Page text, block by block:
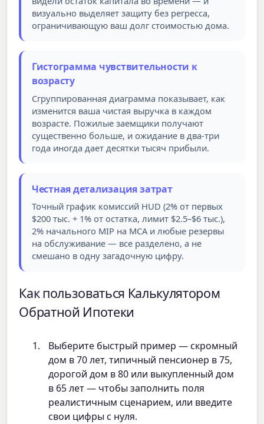
визуально выделяет защиту без регресса,
ограничивающую ваш долг стоимостью дома.
Гистограмма чувствительности к
возрасту
Сгруппированная диаграмма показывает, как
изменится ваша чистая выручка в каждом
возрасте. Пожилые заемщики получают
существенно больше, и ожидание в два-три
года иногда дает десятки тысяч прибыли.
Честная детализация затрат
Точный график комиссий HUD (2% от первых
$200 тыс. + 1% от остатка, лимит $2.5–$6 тыс.),
2% начального MIP на MCA и любые резервы
на обслуживание — все разделено, а не
смешано в одну загадочную цифру.
Как пользоваться Калькулятором
Обратной Ипотеки
Выберите быстрый пример — скромный
дом в 70 лет, типичный пенсионер в 75,
дорогой дом в 80 или выкупленный дом
в 65 лет — чтобы заполнить поля
реалистичным сценарием, или введите
свои цифры с нуля.